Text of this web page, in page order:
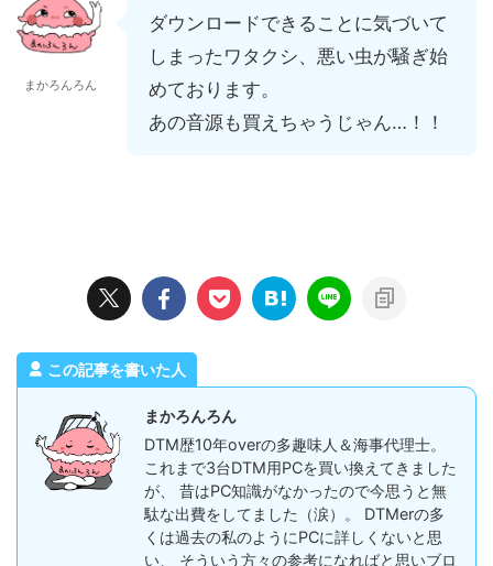
まかろんろん
ダウンロードできることに気づいて
しまったワタクシ、悪い虫が騒ぎ始
めております。
あの音源も買えちゃうじゃん…！！
この記事を書いた人
まかろんろん
DTM歴10年overの多趣味人＆海事代理士。
これまで3台DTM用PCを買い換えてきました
が、 昔はPC知識がなかったので今思うと無
駄な出費をしてました（涙）。 DTMerの多
くは過去の私のようにPCに詳しくないと思
い、 そういう方々の参考になればと思いブロ